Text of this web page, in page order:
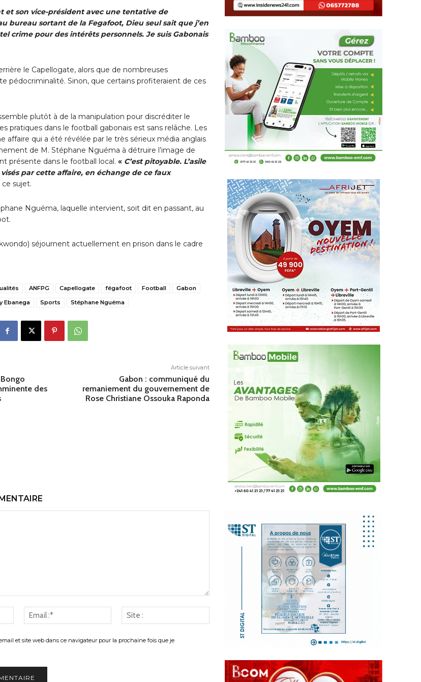
et son vice-président avec une tentative de
bureau sortant de la Fegafoot, Dieu seul sait que j’en
crime pour des intérêts personnels. Je suis Gabonais
le Capellogate, alors que de nombreuses
pédocriminalité. Sinon, que certains profiteraient de ces
plutôt à de la manipulation pour discréditer le
pratiques dans le football gabonais est sans relâche. Les
qui a été révélée par le très sérieux média anglais
de M. Stéphane Nguéma à détruire l’image de
présente dans le football local. « C’est pitoyable. L’asile
par cette affaire, en échange de ce faux
sujet.
Nguéma, laquelle intervient, soit dit en passant, au
séjournent actuellement en prison dans le cadre
ANFPG Capellogate fégafoot Football
Gabon
Ebanega Sports Stéphane Nguéma
des
Article suivant
Gabon : communiqué du
remaniement du gouvernement de
Rose Christiane Ossouka Raponda
:*
Email
:*
:
et site web dans ce navigateur pour la prochaine fois que je